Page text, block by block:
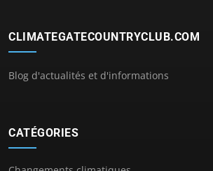
CLIMATEGATECOUNTRYCLUB.COM
Blog d'actualités et d'informations
CATÉGORIES